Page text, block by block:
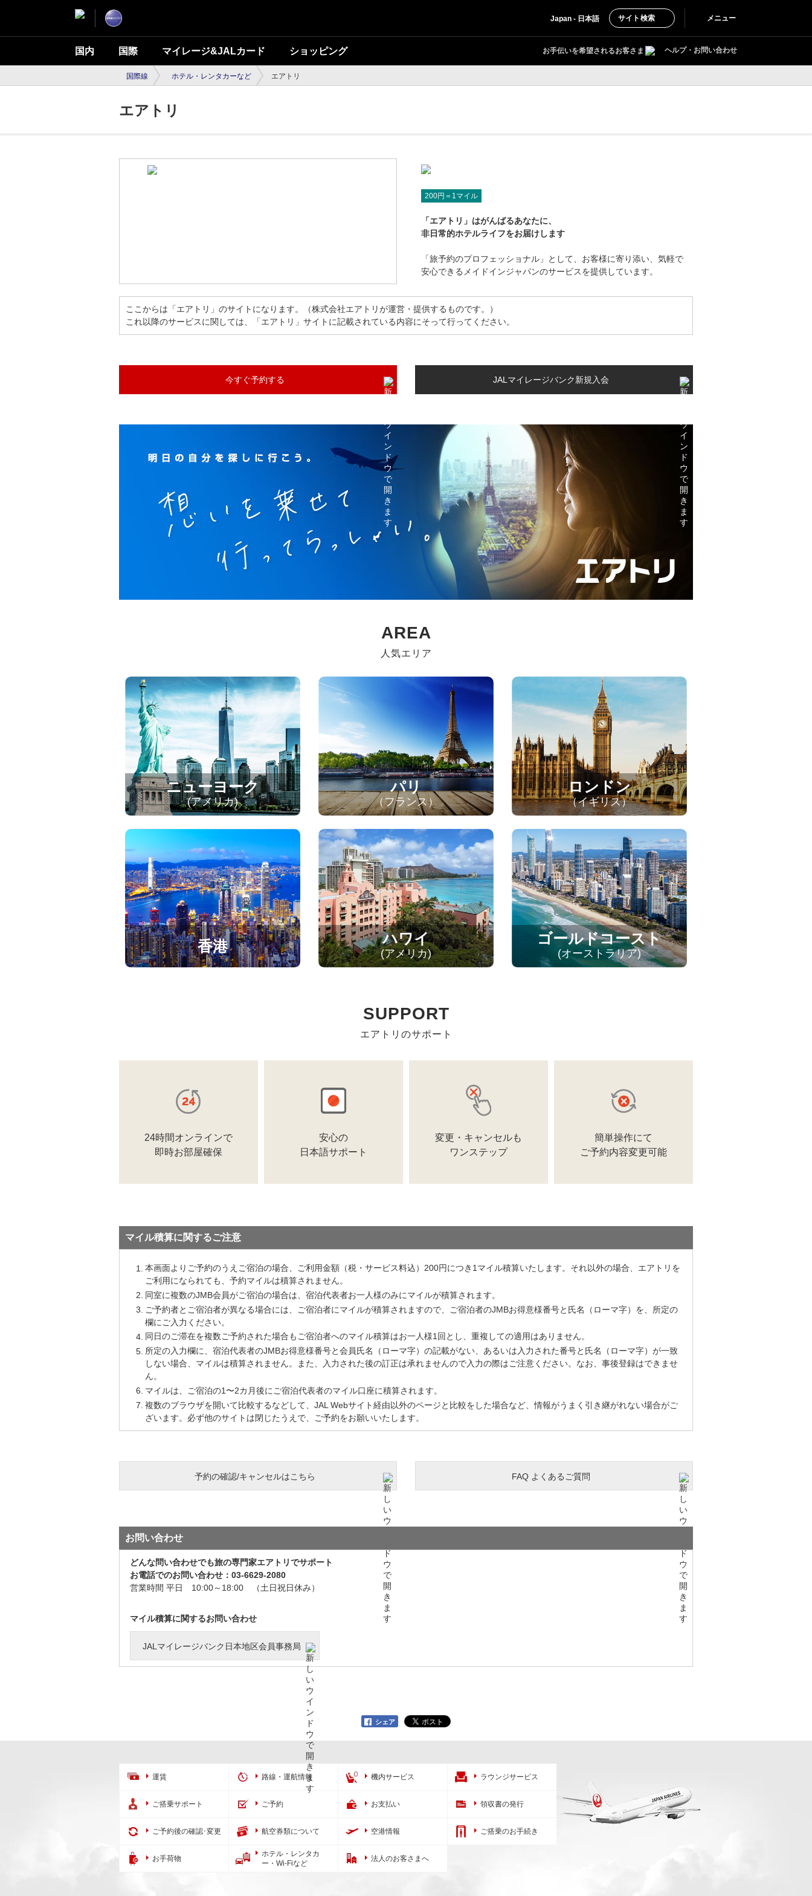
Japan - 日本語 サイト検索 メニュー
国内 国際 マイレージ&JALカード ショッピング お手伝いを希望されるお客さま ヘルプ・お問い合わせ
国際線 ホテル・レンタカーなど エアトリ
エアトリ
200円＝1マイル
「エアトリ」はがんばるあなたに、
非日常的ホテルライフをお届けします
「旅予約のプロフェッショナル」として、お客様に寄り添い、気軽で
安心できるメイドインジャパンのサービスを提供しています。
ここからは「エアトリ」のサイトになります。（株式会社エアトリが運営・提供するものです。）
これ以降のサービスに関しては、「エアトリ」サイトに記載されている内容にそって行ってください。
今すぐ予約する JALマイレージバンク新規入会
マイル積算に関するご注意
本画面よりご予約のうえご宿泊の場合、ご利用金額（税・サービス料込）200円につき1マイル積算いたします。それ以外の場合、エアトリを
ご利用になられても、予約マイルは積算されません。
同室に複数のJMB会員がご宿泊の場合は、宿泊代表者お一人様のみにマイルが積算されます。
ご予約者とご宿泊者が異なる場合には、ご宿泊者にマイルが積算されますので、ご宿泊者のJMBお得意様番号と氏名（ローマ字）を、所定の
欄にご入力ください。
同日のご滞在を複数ご予約された場合もご宿泊者へのマイル積算はお一人様1回とし、重複しての適用はありません。
所定の入力欄に、宿泊代表者のJMBお得意様番号と会員氏名（ローマ字）の記載がない、あるいは入力された番号と氏名（ローマ字）が一致
しない場合、マイルは積算されません。また、入力された後の訂正は承れませんので入力の際はご注意ください。なお、事後登録はできませ
ん。
マイルは、ご宿泊の1〜2カ月後にご宿泊代表者のマイル口座に積算されます。
複数のブラウザを開いて比較するなどして、JAL Webサイト経由以外のページと比較をした場合など、情報がうまく引き継がれない場合がご
ざいます。必ず他のサイトは閉じたうえで、ご予約をお願いいたします。
予約の確認/キャンセルはこちら FAQ よくあるご質問
お問い合わせ
どんな問い合わせでも旅の専門家エアトリでサポート
お電話でのお問い合わせ：03-6629-2080
営業時間 平日 10:00～18:00 （土日祝日休み）
マイル積算に関するお問い合わせ
JALマイレージバンク日本地区会員事務局
シェア
運賃 路線・運航情報 機内サービス ラウンジサービス
ご搭乗サポート ご予約 お支払い 領収書の発行
ご予約後の確認･変更 航空券類について 空港情報 ご搭乗のお手続き
お手荷物
ホテル・レンタカ
ー・Wi-Fiなど
法人のお客さまへ